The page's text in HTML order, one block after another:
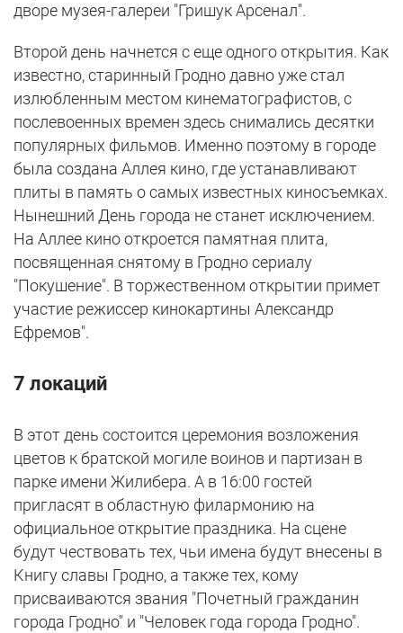
дворе музея-галереи "Гришук Арсенал".
Второй день начнется с еще одного открытия. Как
известно, старинный Гродно давно уже стал
излюбленным местом кинематографистов, с
послевоенных времен здесь снимались десятки
популярных фильмов. Именно поэтому в городе
была создана Аллея кино, где устанавливают
плиты в память о самых известных киносъемках.
Нынешний День города не станет исключением.
На Аллее кино откроется памятная плита,
посвященная снятому в Гродно сериалу
"Покушение". В торжественном открытии примет
участие режиссер кинокартины Александр
Ефремов".
7 локаций
В этот день состоится церемония возложения
цветов к братской могиле воинов и партизан в
парке имени Жилибера. А в 16:00 гостей
пригласят в областную филармонию на
официальное открытие праздника. На сцене
будут чествовать тех, чьи имена будут внесены в
Книгу славы Гродно, а также тех, кому
присваиваются звания "Почетный гражданин
города Гродно" и "Человек года города Гродно".